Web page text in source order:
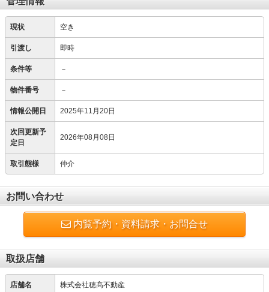
現状 空き
引渡し 即時
条件等 －
物件番号 －
情報公開日 2025年11月20日
次回更新予
定日
2026年08月08日
取引態様 仲介
お問い合わせ
内覧予約・資料請求・お問合せ
取扱店舗
店舗名 株式会社穂髙不動産